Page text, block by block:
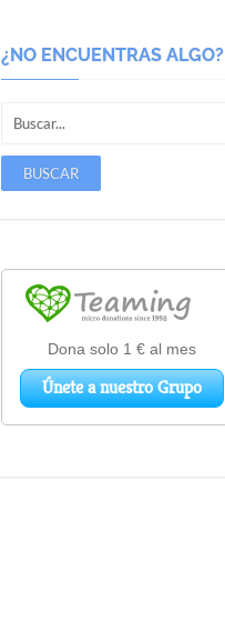
¿NO ENCUENTRAS ALGO?